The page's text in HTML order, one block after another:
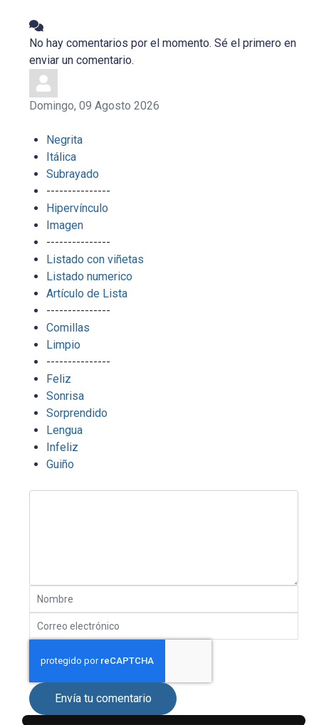
No hay comentarios por el momento. Sé el primero en
enviar un comentario.
Domingo, 09 Agosto 2026
Negrita
Itálica
Subrayado
---------------
Hipervínculo
Imagen
---------------
Listado con viñetas
Listado numerico
Artículo de Lista
---------------
Comillas
Limpio
---------------
Feliz
Sonrisa
Sorprendido
Lengua
Infeliz
Guiño
Envía tu comentario